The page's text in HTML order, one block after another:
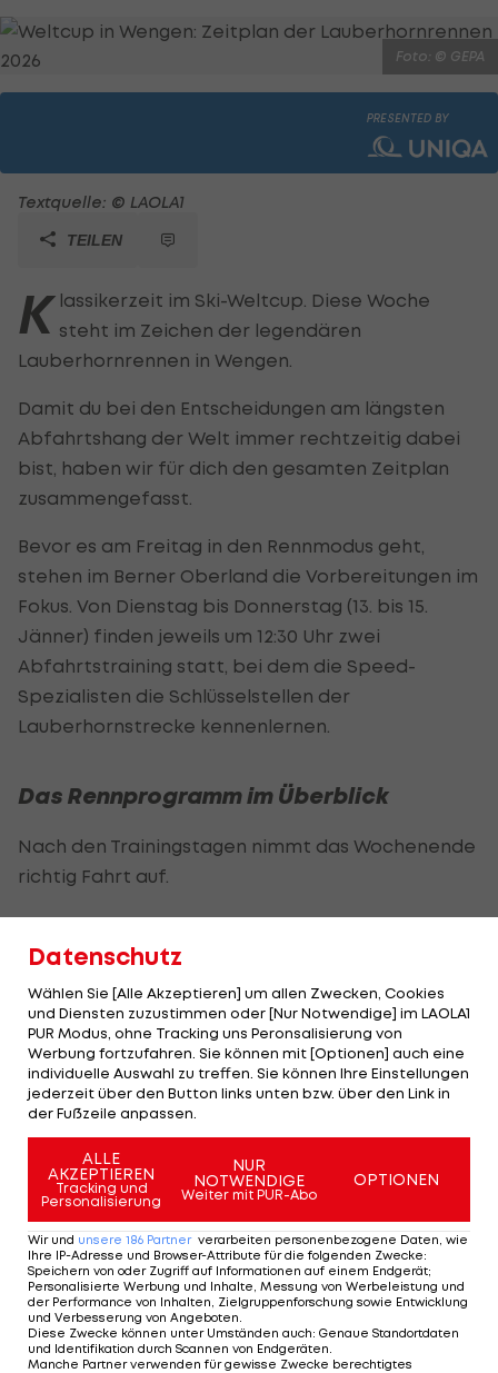
Foto: © GEPA
PRESENTED BY
Textquelle: © LAOLA1
TEILEN
K lassikerzeit im Ski-Weltcup. Diese Woche
steht im Zeichen der legendären
Lauberhornrennen in Wengen.
Damit du bei den Entscheidungen am längsten
Abfahrtshang der Welt immer rechtzeitig dabei
bist, haben wir für dich den gesamten Zeitplan
zusammengefasst.
Bevor es am Freitag in den Rennmodus geht,
stehen im Berner Oberland die Vorbereitungen im
Fokus. Von Dienstag bis Donnerstag (13. bis 15.
Jänner) finden jeweils um 12:30 Uhr zwei
Abfahrtstraining statt, bei dem die Speed-
Spezialisten die Schlüsselstellen der
Lauberhornstrecke kennenlernen.
Das Rennprogramm im Überblick
Nach den Trainingstagen nimmt das Wochenende
richtig Fahrt auf.
Los geht es am Freitag mit dem Super-G. Am
Samstag folgt der absolute Höhepunkt mit der
spektakulären Lauberhornabfahrt.
Den traditionellen Schlusspunkt bildet auch heuer
wieder der Slalom am Sonntag.
Die Startzeiten der Lauberhornrennen
DATUM ZEIT BEWERB
Di., 13.1. 12:30
1.
Abfahrtstraining
Ergebnis
Mi., 14.1. 12:30
2.
Abfahrtstraining
Abgesagt
Datenschutz
Wählen Sie [Alle Akzeptieren] um allen Zwecken, Cookies
und Diensten zuzustimmen oder [Nur Notwendige] im LAOLA1
PUR Modus, ohne Tracking uns Peronsalisierung von
Werbung fortzufahren. Sie können mit [Optionen] auch eine
individuelle Auswahl zu treffen. Sie können Ihre Einstellungen
jederzeit über den Button links unten bzw. über den Link in
der Fußzeile anpassen.
ALLE
AKZEPTIEREN
Tracking und
Personalisierung
NUR
NOTWENDIGE
Weiter mit PUR-Abo
OPTIONEN
Wir und unsere 186 Partner verarbeiten personenbezogene Daten, wie
Ihre IP-Adresse und Browser-Attribute für die folgenden Zwecke:
Speichern von oder Zugriff auf Informationen auf einem Endgerät;
Personalisierte Werbung und Inhalte, Messung von Werbeleistung und
der Performance von Inhalten, Zielgruppenforschung sowie Entwicklung
und Verbesserung von Angeboten
Diese Zwecke können unter Umständen auch: Genaue Standortdaten
und Identifikation durch Scannen von Endgeräten
Manche Partner verwenden für gewisse Zwecke berechtigtes